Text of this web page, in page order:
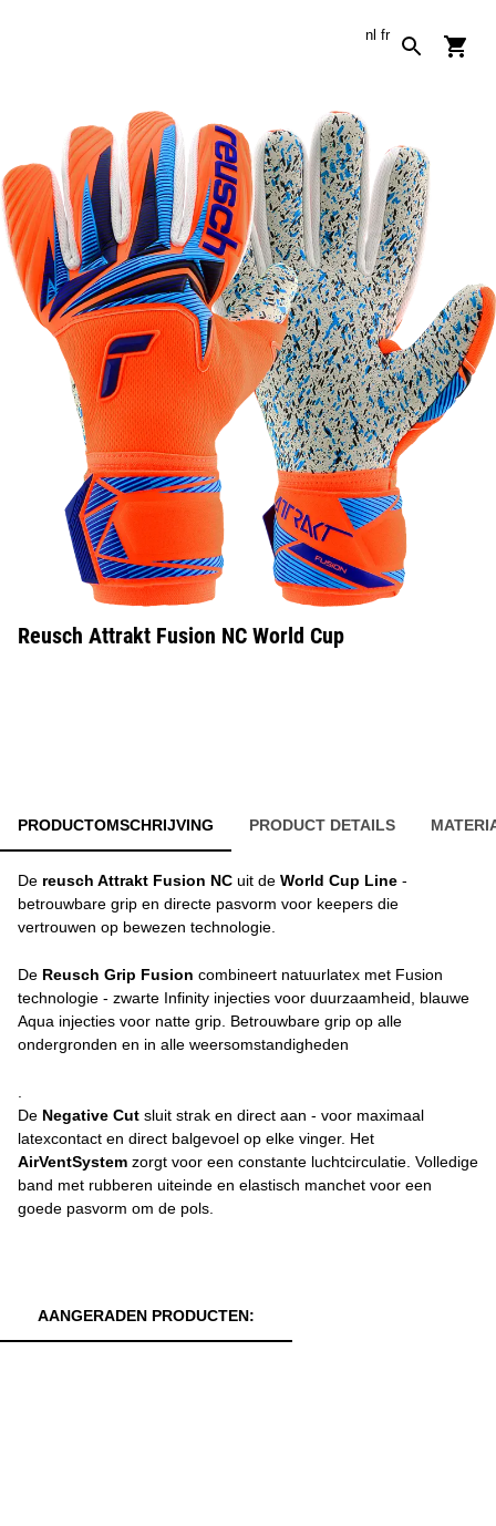
nl fr
Reusch Attrakt Fusion NC World Cup
PRODUCTOMSCHRIJVING PRODUCT DETAILS
De reusch Attrakt Fusion NC uit de World Cup Line -
betrouwbare grip en directe pasvorm voor keepers die
vertrouwen op bewezen technologie.
De Reusch Grip Fusion combineert natuurlatex met Fusion
technologie - zwarte Infinity injecties voor duurzaamheid, blauwe
Aqua injecties voor natte grip. Betrouwbare grip op alle
ondergronden en in alle weersomstandigheden
De Negative Cut sluit strak en direct aan - voor maximaal
latexcontact en direct balgevoel op elke vinger. Het
AirVentSystem zorgt voor een constante luchtcirculatie. Volledige
band met rubberen uiteinde en elastisch manchet voor een
goede pasvorm om de pols.
AANGERADEN PRODUCTEN: